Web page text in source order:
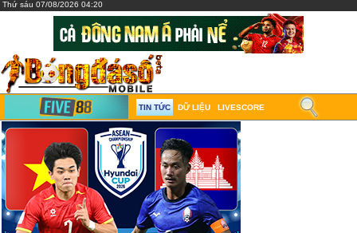
Thứ sáu 07/08/2026 04:20
TIN TỨC DỮ LIỆU LIVESCORE